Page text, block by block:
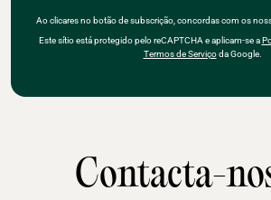
Ao clicares no botão de subscrição, concordas com os
Este sítio está protegido pelo reCAPTCHA e aplicam-se a
Termos de Serviçoda Google.
Contacta-